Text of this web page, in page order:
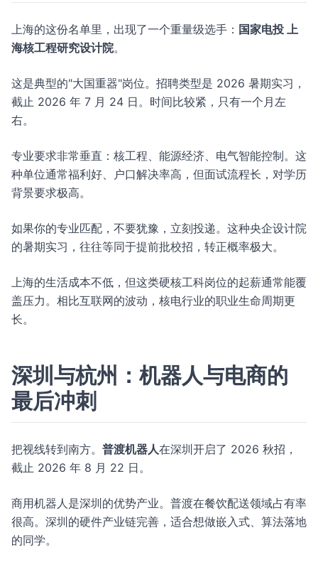
上海的这份名单里，出现了一个重量级选手： 国家电投 上
海核工程研究设计院。
这是典型的"大国重器"岗位。招聘类型是 2026 暑期实习，
截止 2026 年 7 月 24 日。时间比较紧，只有一个月左
右。
专业要求非常垂直：核工程、能源经济、电气智能控制。这
种单位通常福利好、户口解决率高，但面试流程长，对学历
背景要求极高。
如果你的专业匹配，不要犹豫，立刻投递。这种央企设计院
的暑期实习，往往等同于提前批校招，转正概率极大。
上海的生活成本不低，但这类硬核工科岗位的起薪通常能覆
盖压力。相比互联网的波动，核电行业的职业生命周期更
长。
深圳与杭州：机器人与电商的
最后冲刺
把视线转到南方。 普渡机器人在深圳开启了 2026 秋招，
截止 2026 年 8 月 22 日。
商用机器人是深圳的优势产业。普渡在餐饮配送领域占有率
很高。深圳的硬件产业链完善，适合想做嵌入式、算法落地
的同学。